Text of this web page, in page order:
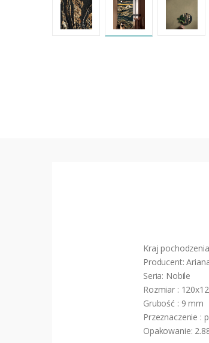
Kraj
Producent:
Seria: Nobile
Rozmiar :
Grubość : 9 mm
Przeznaczenie :
Opakowanie: